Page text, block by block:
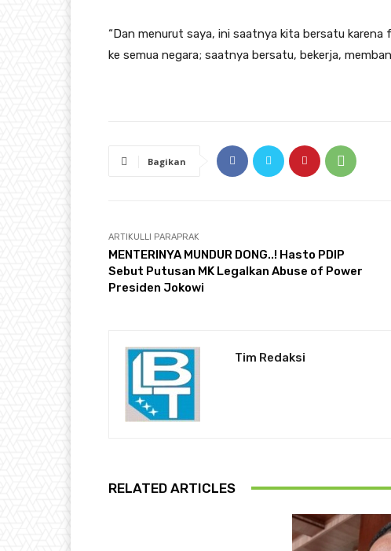
“Dan menurut saya, ini saatnya kita bersatu
ke semua negara; saatnya bersatu, bekerja,
Bagikan
ARTIKULLI PARAPRAK
MENTERINYA MUNDUR DONG..! Hasto PDIP
Sebut Putusan MK Legalkan Abuse of Power
Presiden Jokowi
Tim Redaksi
RELATED ARTICLES